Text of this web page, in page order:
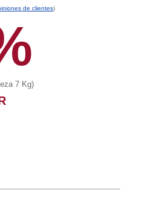
de clientes)
7 Kg)